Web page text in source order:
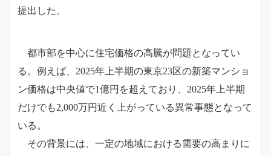
提出した。
都市部を中心に住宅価格の高騰が問題となってい
る。例えば、2025年上半期の東京23区の新築マンショ
ン価格は中央値で1億円を超えており、2025年上半期
だけでも2,000万円近く上がっている異常事態となって
いる。
その背景には、一定の地域における需要の高まりに